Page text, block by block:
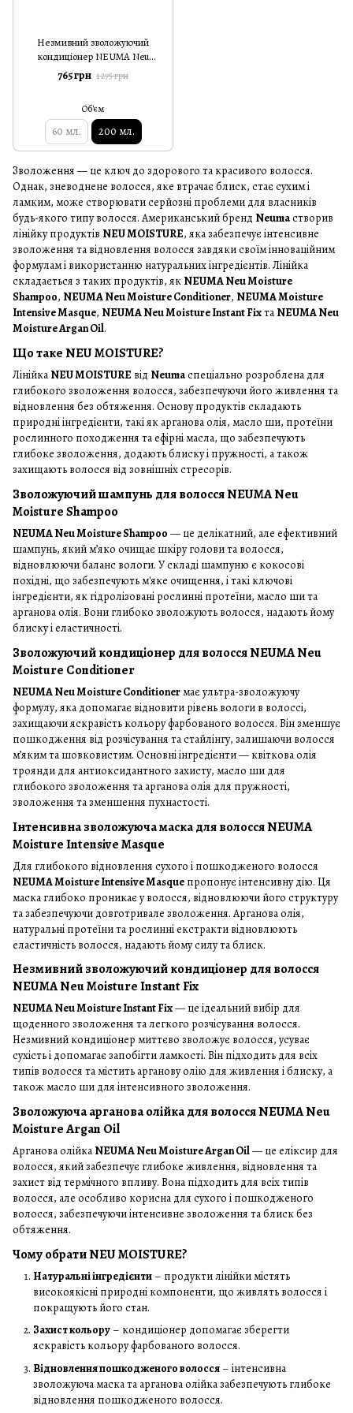
Незмивний зволожуючий
кондиціонер NEUMA Neu
Moisture Instant Fix 200 мл
765 грн 1 275 грн
Об'єм
60 мл. 200 мл.
Зволоження — це ключ до здорового та красивого волосся.
Однак, зневоднене волосся, яке втрачає блиск, стає сухим і
ламким, може створювати серйозні проблеми для власників
будь-якого типу волосся. Американський бренд Neumaстворив
лінійку продуктів NEU MOISTURE, яка забезпечує інтенсивне
зволоження та відновлення волосся завдяки своїм інноваційним
формулам і використанню натуральних інгредієнтів. Лінійка
складається з таких продуктів, як NEUMA Neu Moisture
Shampoo, NEUMA Neu Moisture Conditioner, NEUMA Moisture
Intensive Masque, NEUMA Neu Moisture Instant Fixта NEUMA Neu
Moisture Argan Oil.
Що таке NEU MOISTURE?
Лінійка NEU MOISTURE від Neumaспеціально розроблена для
глибокого зволоження волосся, забезпечуючи його живлення та
відновлення без обтяження. Основу продуктів складають
природні інгредієнти, такі як арганова олія, масло ши, протеїни
рослинного походження та ефірні масла, що забезпечують
глибоке зволоження, додають блиску і пружності, а також
захищають волосся від зовнішніх стресорів.
Зволожуючий шампунь для волосся NEUMA Neu
Moisture Shampoo
NEUMA Neu Moisture Shampoo — це делікатний, але ефективний
шампунь, який м’яко очищає шкіру голови та волосся,
відновлюючи баланс вологи. У складі шампуню є кокосові
похідні, що забезпечують м'яке очищення, і такі ключові
інгредієнти, як гідролізовані рослинні протеїни, масло ши та
арганова олія. Вони глибоко зволожують волосся, надають йому
блиску і еластичності.
Зволожуючий кондиціонер для волосся NEUMA Neu
Moisture Conditioner
NEUMA Neu Moisture Conditioner має ультра-зволожуючу
формулу, яка допомагає відновити рівень вологи в волоссі,
захищаючи яскравість кольору фарбованого волосся. Він зменшує
пошкодження від розчісування та стайлінгу, залишаючи волосся
м’яким та шовковистим. Основні інгредієнти — квіткова олія
троянди для антиоксидантного захисту, масло ши для
глибокого зволоження та арганова олія для пружності,
зволоження та зменшення пухнастості.
Інтенсивна зволожуюча маска для волосся NEUMA
Moisture Intensive Masque
Для глибокого відновлення сухого і пошкодженого волосся
NEUMA Moisture Intensive Masque пропонує інтенсивну дію. Ця
маска глибоко проникає у волосся, відновлюючи його структуру
та забезпечуючи довготривале зволоження. Арганова олія,
натуральні протеїни та рослинні екстракти відновлюють
еластичність волосся, надають йому силу та блиск.
Незмивний зволожуючий кондиціонер для волосся
NEUMA Neu Moisture Instant Fix
NEUMA Neu Moisture Instant Fix— це ідеальний вибір для
щоденного зволоження та легкого розчісування волосся.
Незмивний кондиціонер миттєво зволожує волосся, усуває
сухість і допомагає запобігти ламкості. Він підходить для всіх
типів волосся та містить арганову олію для живлення і блиску, а
також масло ши для інтенсивного зволоження.
Зволожуюча арганова олійка для волосся NEUMA Neu
Moisture Argan Oil
Арганова олійка NEUMA Neu Moisture Argan Oil— це еліксир для
волосся, який забезпечує глибоке живлення, відновлення та
захист від термічного впливу. Вона підходить для всіх типів
волосся, але особливо корисна для сухого і пошкодженого
волосся, забезпечуючи інтенсивне зволоження та блиск без
обтяження.
Чому обрати NEU MOISTURE?
Натуральні інгредієнти – продукти лінійки містять
високоякісні природні компоненти, що живлять волосся і
покращують його стан.
Захист кольору – кондиціонер допомагає зберегти
яскравість кольору фарбованого волосся.
Відновлення пошкодженого волосся – інтенсивна
зволожуюча маска та арганова олійка забезпечують глибоке
відновлення пошкодженого волосся.